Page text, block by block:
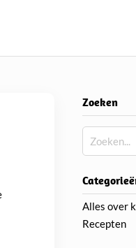
Zoeken
Alles over
Recepten